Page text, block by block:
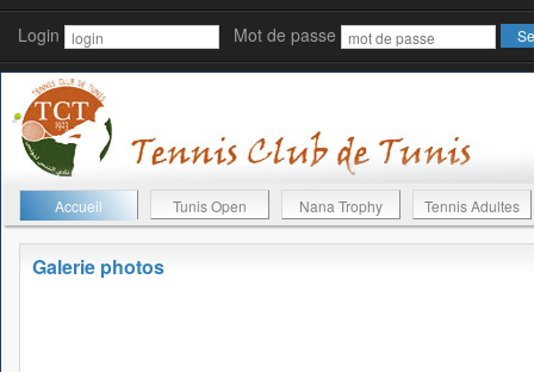
Login Mot de passe
Accueil Tunis Open Nana Trophy Tennis Adultes
Galerie photos